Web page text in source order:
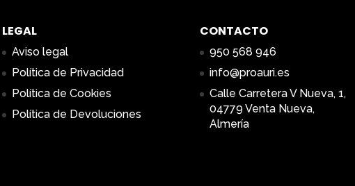
LEGAL
Aviso legal
Política de Privacidad
Política de Cookies
Política de Devoluciones
CONTACTO
950 568 946
info@proauri.es
Calle Carretera V Nueva, 1,
04779 Venta Nueva,
Almería